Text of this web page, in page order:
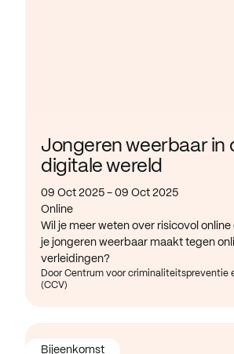
Jongeren weerbaar in
digitale wereld
09 Oct 2025 - 09 Oct 2025
Online
Wil je meer weten over risicovol
je jongeren weerbaar maakt tegen
verleidingen?
Door Centrum voor criminaliteitspreventie
(CCV)
Bijeenkomst